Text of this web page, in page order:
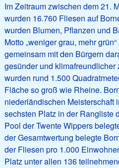
Im Zeitraum zwischen dem 21.
wurden 16.760 Fliesen auf
wurden Blumen, Pflanzen und
Motto „weniger grau, mehr
gemeinsam mit den Bürgern
gesünder und klimafreundlicher
wurden rund 1.500
Fläche so groß wie Rheine.
niederländischen Meisterschaft
sechsten Platz in der Rangliste
Pool der Twente Wippers
der Gesamtwertung belegte
der Fliesen pro 1.000
Platz unter allen 136